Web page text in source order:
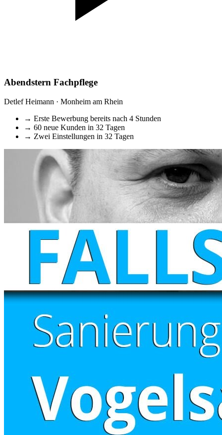
Abendstern Fachpflege
Detlef Heimann · Monheim am Rhein
→ Erste Bewerbung bereits nach 4 Stunden
→ 60 neue Kunden in 32 Tagen
→ Zwei Einstellungen in 32 Tagen